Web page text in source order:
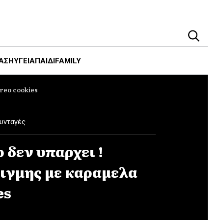
ΥΓΕΊΑΠΑΙΔΙFAMILY
cookies
δεν υπαρχει !
με καραμελα